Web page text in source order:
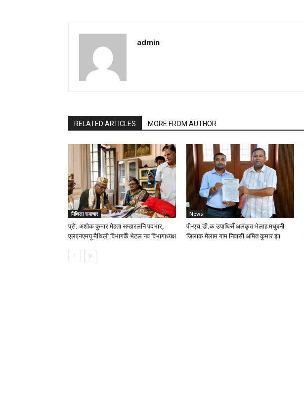
admin
RELATED ARTICLES MORE FROM AUTHOR
मिथिला समाचार
प्रो. अशोक कुमार मेहता सम्हारलनि पदभार,
एलएनएमयू मैथिली विभागकेँ भेटल नव विभागाध्यक्ष
News
पी-एच.डी.क उपाधिसँ अलंकृत भेलाह मधुबनी
जिलाक मैलाम गाम निवासी अमित कुमार झा